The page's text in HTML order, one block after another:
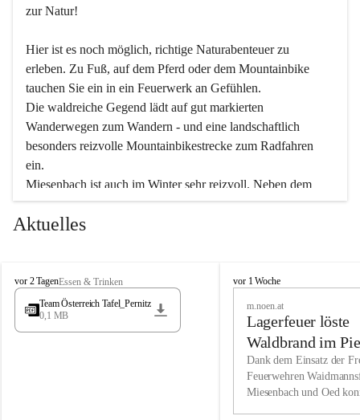
zur Natur!
Hier ist es noch möglich, richtige Naturabenteuer zu
erleben. Zu Fuß, auf dem Pferd oder dem Mountainbike
tauchen Sie ein in ein Feuerwerk an Gefühlen.
Die waldreiche Gegend lädt auf gut markierten
Wanderwegen zum Wandern - und eine landschaftlich
besonders reizvolle Mountainbikestrecke zum Radfahren
ein.
Miesenbach ist auch im Winter sehr reizvoll. Neben dem
Eisstockschießen gibt es auf dem nahe gelegenen Unterberg
wunderschöne Naturschneepisten, die zum Schifahren oder
vielfältige Angebot unserer Kulturvereine.
Überzeugen Sie sich selbst, dass Sie in Miesenbach sowie
in den Beherbergungsbetrieben, Gaststätten und urigen
Wir kennen Miesenbach als lebens- und liebenswerten Ort.
Tradition und Innovation werden ebenso groß geschrieben
Aktuelles
M
i
s
vor 2 TagenEssen & Trinken
Team Österreich Tafel_Pernitz
0,1 MB
M
h
vor 1 Woche
m.noen.at
Lagerfeuer löste
Waldbrand im
aus
Dank dem Einsatz der
Feuerwehren
Miesenbach und Oed